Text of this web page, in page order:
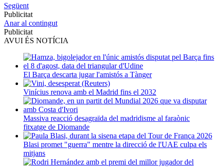
Següent
Publicitat
Anar al contingut
Publicitat
AVUI ÉS NOTÍCIA
El Barça descarta jugar l'amistós a Tànger
Vinícius renova amb el Madrid fins el 2032
Massiva reacció desagraïda del madridisme al faraònic
fitxatge de Diomande
Blasi promet "guerra" mentre la direcció de l'UAE culpa els
mitjans